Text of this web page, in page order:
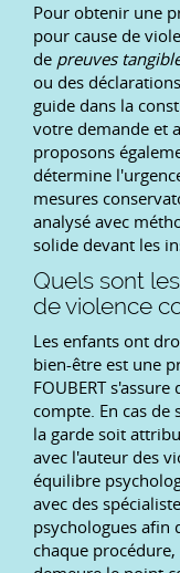
Pour obtenir une
pour cause de
de preuves
ou des
guide dans la
votre demande et
proposons
détermine
mesures
analysé avec
solide devant les
Quels sont
de violence
Les enfants ont
bien-être est une
FOUBERT
compte. En cas
la garde soit
avec l'auteur des
équilibre
avec des
psychologues afin
chaque procédure,